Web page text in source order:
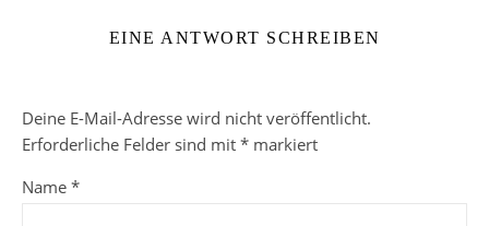
EINE ANTWORT SCHREIBEN
Deine E-Mail-Adresse wird nicht veröffentlicht.
Erforderliche Felder sind mit * markiert
Name *